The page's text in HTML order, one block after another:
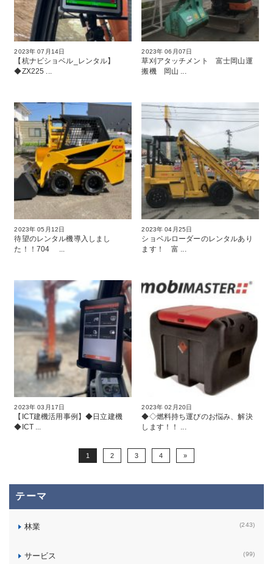
2023年 07月14日
【杭ナビショベル_レンタル】
◆ZX225 ...
2023年 06月07日
草刈アタッチメント 富士岡山運
搬機 岡山 ...
2023年 05月12日
待望のレンタル機導入しまし
た！！704 ...
2023年 04月25日
ショベルローダーのレンタルあり
ます！ 富 ...
2023年 03月17日
【ICT建機活用事例】◆日立建機
◆ICT ...
2023年 02月20日
◆◇燃料持ち運びのお悩み、解決
します！！ ...
1 2 3 4 »
テーマ
林業 (243)
サービス (99)